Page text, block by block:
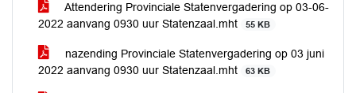
Attendering Provinciale Statenvergadering op 03-06-
2022 aanvang 0930 uur Statenzaal.mht
55 KB
nazending Provinciale Statenvergadering op 03 juni
2022 aanvang 0930 uur Statenzaal.mht
63 KB